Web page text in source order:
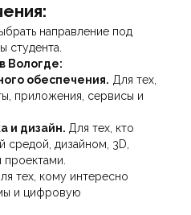
направление под
студента.
Вологде:
обеспечения. Для тех,
приложения, сервисы и
и дизайн. Для тех, кто
средой, дизайном, 3D,
тех, кому интересно
и цифровую